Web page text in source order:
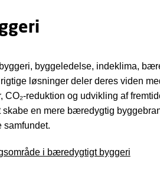
byggeledelse, indeklima,
løsninger deler deres viden
CO₂-reduktion og udvikling af
skabe en mere bæredygtig
samfundet.
i bæredygtigt byggeri